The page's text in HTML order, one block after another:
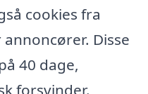
cookies fra
Disse
40 dage,
forsvinder.